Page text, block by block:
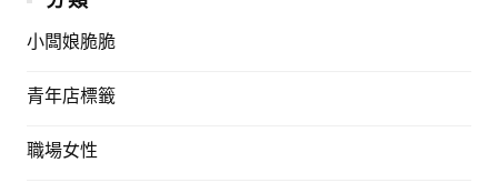
小闆娘脆脆
青年店標籤
職場女性